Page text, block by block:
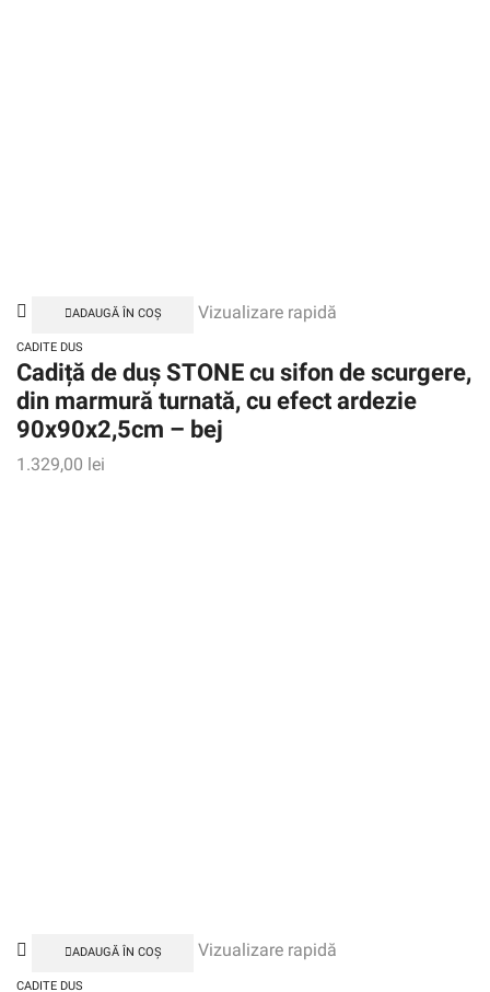
ADAUGĂ ÎN COȘ Vizualizare rapidă
CADITE DUS
Cadiță de duș STONE cu sifon de scurgere,
din marmură turnată, cu efect ardezie
90x90x2,5cm – bej
1.329,00 lei
ADAUGĂ ÎN COȘ Vizualizare rapidă
CADITE DUS